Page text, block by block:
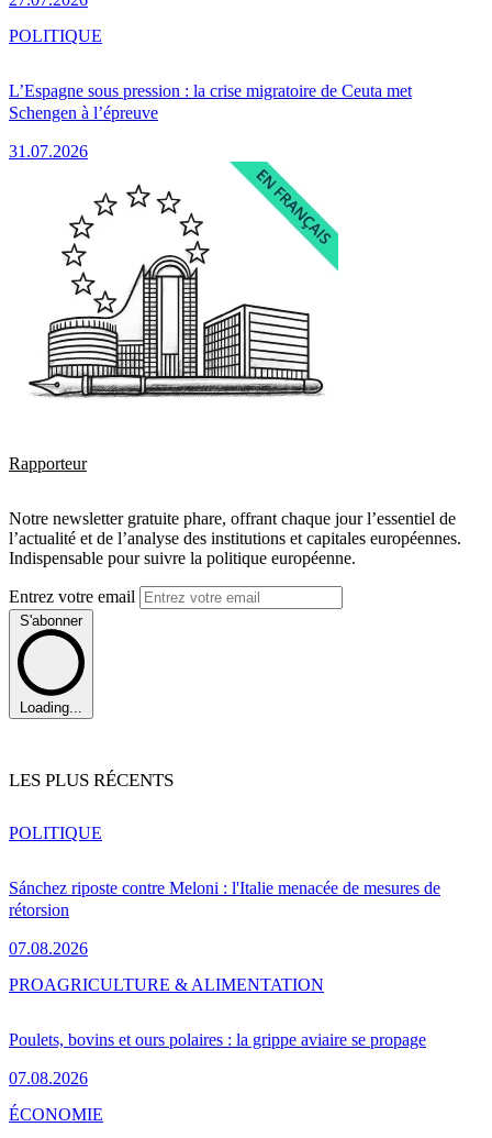
L’Espagne sous pression : la crise migratoire de Ceuta met
Schengen à l’épreuve
31.07.2026
POLITIQUE
Rapporteur
Notre newsletter gratuite phare, offrant chaque jour l’essentiel de
l’actualité et de l’analyse des institutions et capitales européennes.
Indispensable pour suivre la politique européenne.
Entrez votre email
S'abonner
Loading...
LES PLUS RÉCENTS
Sánchez riposte contre Meloni : l'Italie menacée de mesures de
rétorsion
07.08.2026
POLITIQUE
Poulets, bovins et ours polaires : la grippe aviaire se propage
07.08.2026
PROAGRICULTURE & ALIMENTATION
ÉCONOMIE